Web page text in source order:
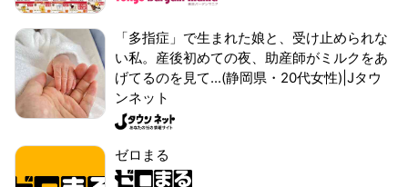
「多指症」で生まれた娘と、受け止められな
い私。産後初めての夜、助産師がミルクをあ
げてるのを見て...(静岡県・20代女性)|Jタウ
ンネット
ゼロまる